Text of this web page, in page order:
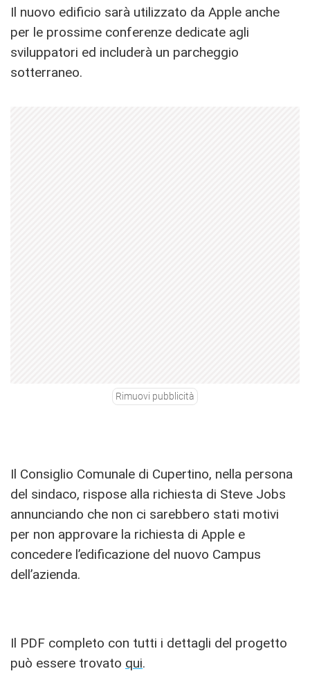
Il nuovo edificio sarà utilizzato da Apple anche
per le prossime conferenze dedicate agli
sviluppatori ed includerà un parcheggio
sotterraneo.
Rimuovi pubblicità
Il Consiglio Comunale di Cupertino, nella persona
del sindaco, rispose alla richiesta di Steve Jobs
annunciando che non ci sarebbero stati motivi
per non approvare la richiesta di Apple e
concedere l’edificazione del nuovo Campus
dell’azienda.
Il PDF completo con tutti i dettagli del progetto
può essere trovato qui.